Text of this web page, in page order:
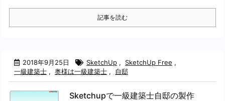
記事を読む
2018年9月25日 SketchUp , SketchUp Free ,
一級建築士 , 奥様は一級建築士 , 自邸
Sketchupで一級建築士自邸の製作